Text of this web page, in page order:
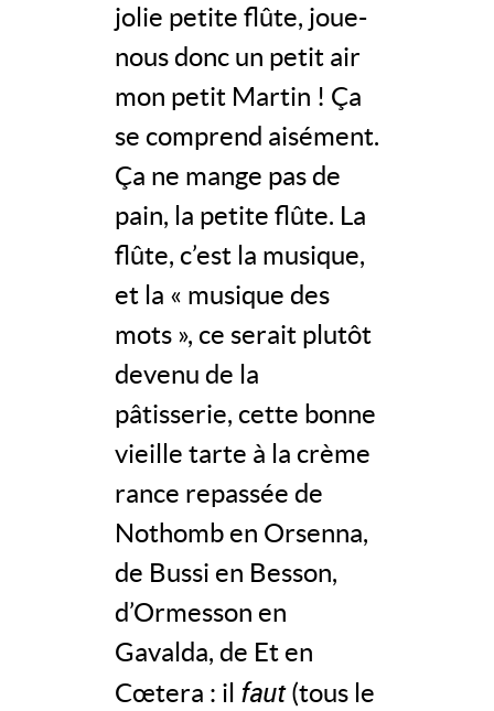
jolie petite flûte, joue-
nous donc un petit air
mon petit Martin ! Ça
se comprend aisément.
Ça ne mange pas de
pain, la petite flûte. La
flûte, c’est la musique,
et la « musique des
mots », ce serait plutôt
devenu de la
pâtisserie, cette bonne
vieille tarte à la crème
rance repassée de
Nothomb en Orsenna,
de Bussi en Besson,
d’Ormesson en
Gavalda, de Et en
Cœtera : il faut(tous le